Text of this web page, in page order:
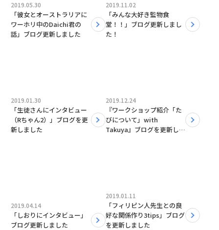
2019.05.30
「彼女とオーストラリアに
ワーホリ中のDaichi君の
話」ブログ更新しました
2019.11.02
「みんな大好き監物食
堂！！」ブログ更新しまし
た！
2019.01.30
「生徒さんにインタビュー
（Rちゃん2）」ブログを更
新しました
2019.12.24
『ワークショップ紹介「た
びについて」with
Takuya』ブログを更新しま
2019.04.14
「しおりにインタビュー」
ブログ更新しました
2019.01.11
「フィリピン人先生との良
好な関係作り3tips」ブログ
を更新しました